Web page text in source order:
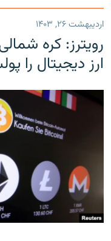
اردیبهشت ۲۶, ۱۴۰۳
ارز دیجیتال را